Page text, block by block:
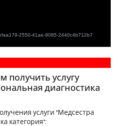
получить услугу
диагностика
услуги "Медсестра
категория":